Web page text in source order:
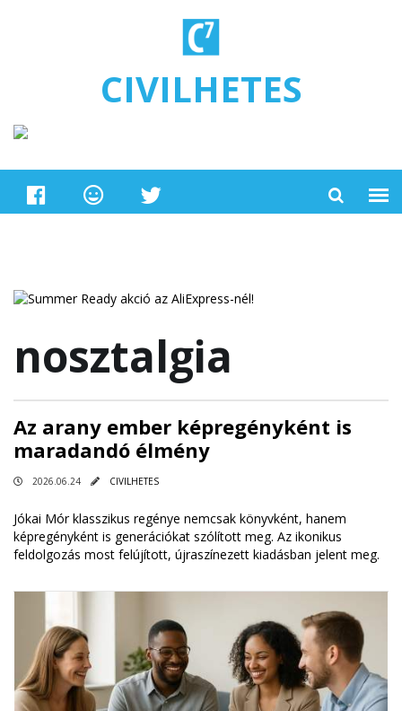
CIVILHETES
nosztalgia
Az arany ember képregényként is
maradandó élmény
2026.06.24 CIVILHETES
Jókai Mór klasszikus regénye nemcsak könyvként, hanem
képregényként is generációkat szólított meg. Az ikonikus
feldolgozás most felújított, újraszínezett kiadásban jelent meg.